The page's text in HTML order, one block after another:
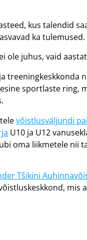
kus talendid
ka tulemused.
ole juhus, vaid
treeningkeskkonda
sportlaste
võistlusväljundi
U10 ja U12
oma liikmetele
Tšikini
mis